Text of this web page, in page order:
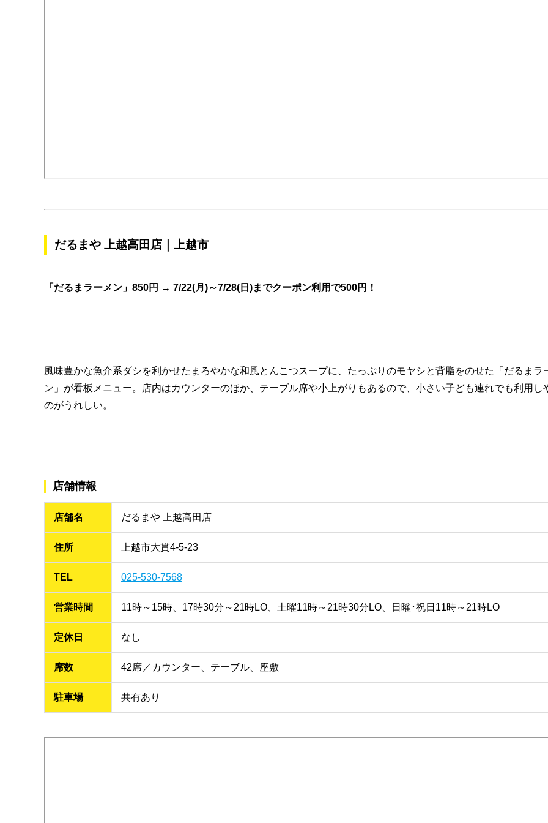
だるまや 上越高田店｜上越市
「だるまラーメン」850円 → 7/22(月)～7/28(日)までクーポン利用で500円！
風味豊かな魚介系ダシを利かせたまろやかな和風とんこつスープに、たっぷりのモヤシと背脂をのせた「だるまラ
ン」が看板メニュー。店内はカウンターのほか、テーブル席や小上がりもあるので、小さい子ども連れでも利用し
のがうれしい。
店舗情報
店舗名 だるまや 上越高田店
住所 上越市大貫4-5-23
TEL 025-530-7568
営業時間 11時～15時、17時30分～21時LO、土曜11時～21時30分LO、日曜･祝日11時～21時LO
定休日 なし
席数 42席／カウンター、テーブル、座敷
駐車場 共有あり